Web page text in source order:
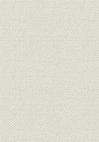
製品
設備
製造工程
生産;技術